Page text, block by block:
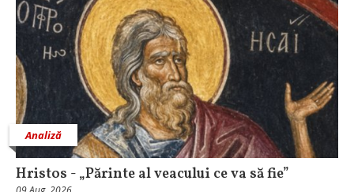
Analiză
Hristos - „Părinte al veacului ce va să fie”